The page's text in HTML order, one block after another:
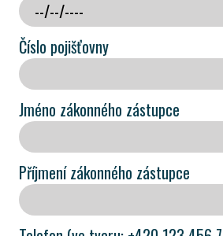
Číslo pojišťovny
Jméno zákonného zástupce
Příjmení zákonného zástupce